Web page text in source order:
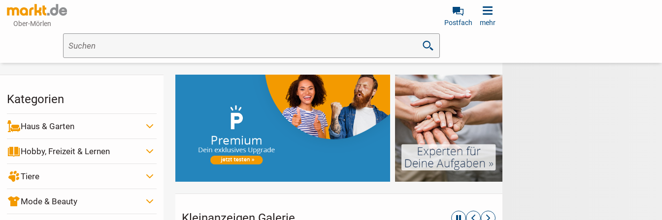
Ober-Mörlen Postfach mehr
Suchen
Kategorien
Haus & Garten
Hobby, Freizeit & Lernen
Tiere
Mode & Beauty